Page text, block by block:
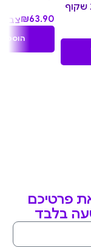
₪63.90
הוספה
פרטיכם
שעה בלבד